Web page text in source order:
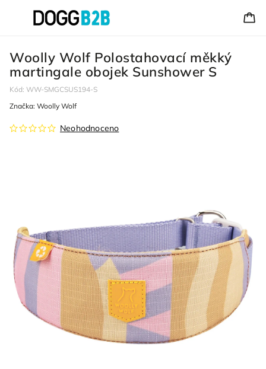
Woolly Wolf Polostahovací měkký
martingale obojek Sunshower S
Kód: WW-SMGCSUS194-S
Neohodnoceno
Značka: Woolly Wolf